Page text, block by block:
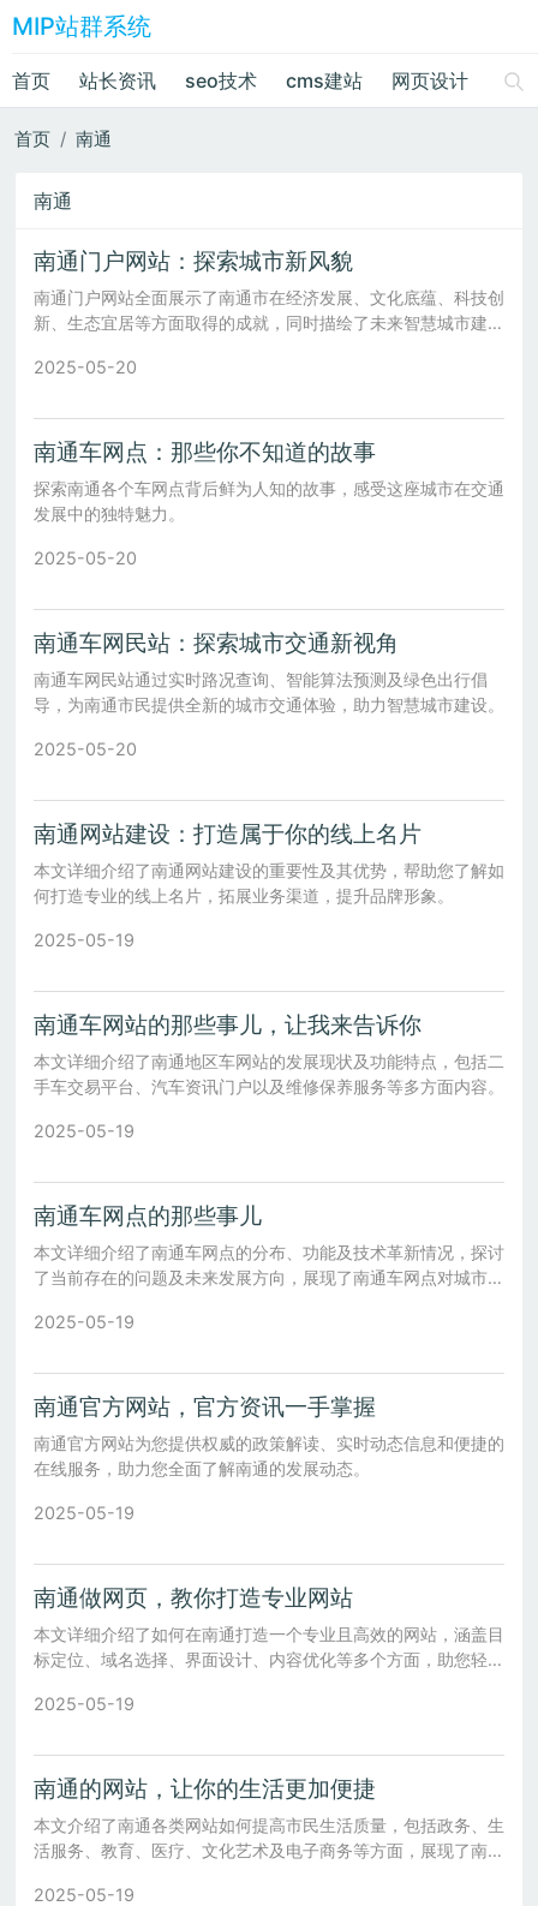
MIP站群系统
首页 站长资讯 seo技术 cms建站 网页设计 绘
首页 南通
南通
南通门户网站：探索城市新风貌
南通门户网站全面展示了南通市在经济发展、文化底蕴、科技创
新、生态宜居等方面取得的成就，同时描绘了未来智慧城市建设
2025-05-20
南通车网点：那些你不知道的故事
探索南通各个车网点背后鲜为人知的故事，感受这座城市在交通
发展中的独特魅力。
2025-05-20
南通车网民站：探索城市交通新视角
南通车网民站通过实时路况查询、智能算法预测及绿色出行倡
导，为南通市民提供全新的城市交通体验，助力智慧城市建设。
2025-05-20
南通网站建设：打造属于你的线上名片
本文详细介绍了南通网站建设的重要性及其优势，帮助您了解如
何打造专业的线上名片，拓展业务渠道，提升品牌形象。
2025-05-19
南通车网站的那些事儿，让我来告诉你
本文详细介绍了南通地区车网站的发展现状及功能特点，包括二
手车交易平台、汽车资讯门户以及维修保养服务等多方面内容。
2025-05-19
南通车网点的那些事儿
本文详细介绍了南通车网点的分布、功能及技术革新情况，探讨
了当前存在的问题及未来发展方向，展现了南通车网点对城市发
2025-05-19
南通官方网站，官方资讯一手掌握
南通官方网站为您提供权威的政策解读、实时动态信息和便捷的
在线服务，助力您全面了解南通的发展动态。
2025-05-19
南通做网页，教你打造专业网站
本文详细介绍了如何在南通打造一个专业且高效的网站，涵盖目
标定位、域名选择、界面设计、内容优化等多个方面，助您轻松
2025-05-19
南通的网站，让你的生活更加便捷
本文介绍了南通各类网站如何提高市民生活质量，包括政务、生
活服务、教育、医疗、文化艺术及电子商务等方面，展现了南通
2025-05-19